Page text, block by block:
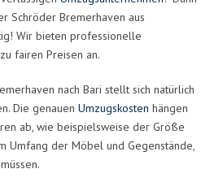
Schröder Bremerhaven aus
Wir bieten professionelle
fairen Preisen an.
nach Bari stellt sich natürlich
Die genauen Umzugskosten hängen
ab, wie beispielsweise der Größe
Umfang der Möbel und Gegenstände,